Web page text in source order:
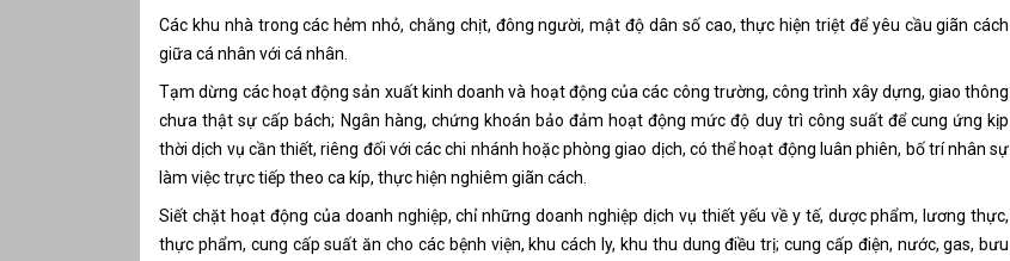
Các khu nhà trong các hẻm nhỏ, chằng chịt, đông người, mật độ dân số cao, thực hiện triệt để yêu cầu giãn cách
giữa cá nhân với cá nhân.
Tạm dừng các hoạt động sản xuất kinh doanh và hoạt động của các công trường, công trình xây dựng, giao thông
chưa thật sự cấp bách; Ngân hàng, chứng khoán bảo đảm hoạt động mức độ duy trì công suất để cung ứng kịp
thời dịch vụ cần thiết, riêng đối với các chi nhánh hoặc phòng giao dịch, có thể hoạt động luân phiên, bố trí nhân sự
làm việc trực tiếp theo ca kíp, thực hiện nghiêm giãn cách.
Siết chặt hoạt động của doanh nghiệp, chỉ những doanh nghiệp dịch vụ thiết yếu về y tế, dược phẩm, lương thực,
thực phẩm, cung cấp suất ăn cho các bệnh viện, khu cách ly, khu thu dung điều trị; cung cấp điện, nước, gas, bưu